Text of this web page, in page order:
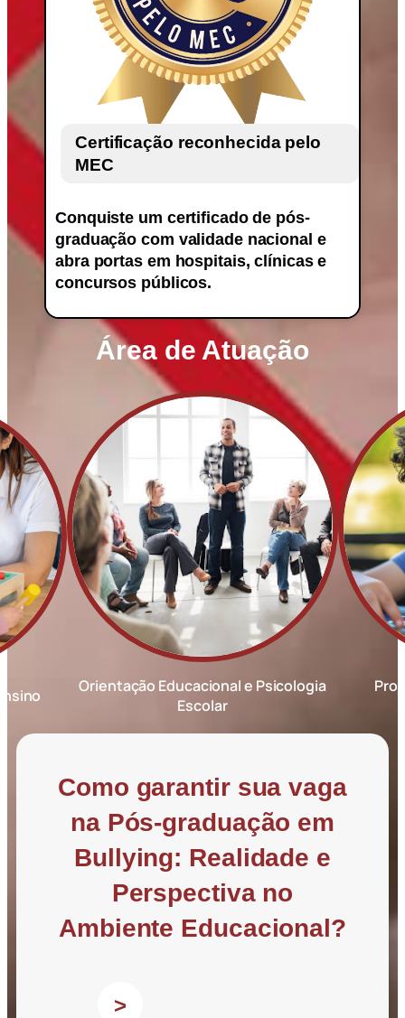
Certificação reconhecida pelo
MEC
Conquiste um certificado de pós-
graduação com validade nacional e
abra portas em hospitais, clínicas e
concursos públicos.
Área de Atuação
Orientação Educacional e Psicologia
Escolar
Como garantir sua vaga
na Pós-graduação em
Bullying: Realidade e
Perspectiva no
Ambiente Educacional?
>